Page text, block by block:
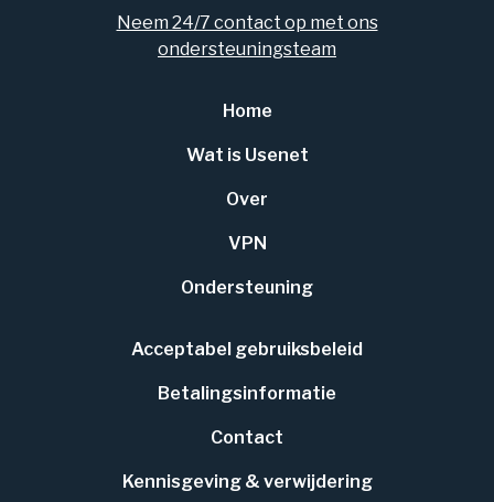
Neem 24/7 contact op met ons
ondersteuningsteam
Home
Wat is Usenet
Over
VPN
Ondersteuning
Acceptabel gebruiksbeleid
Betalingsinformatie
Contact
Kennisgeving & verwijdering